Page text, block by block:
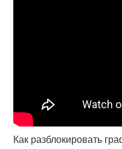
Как разблокировать